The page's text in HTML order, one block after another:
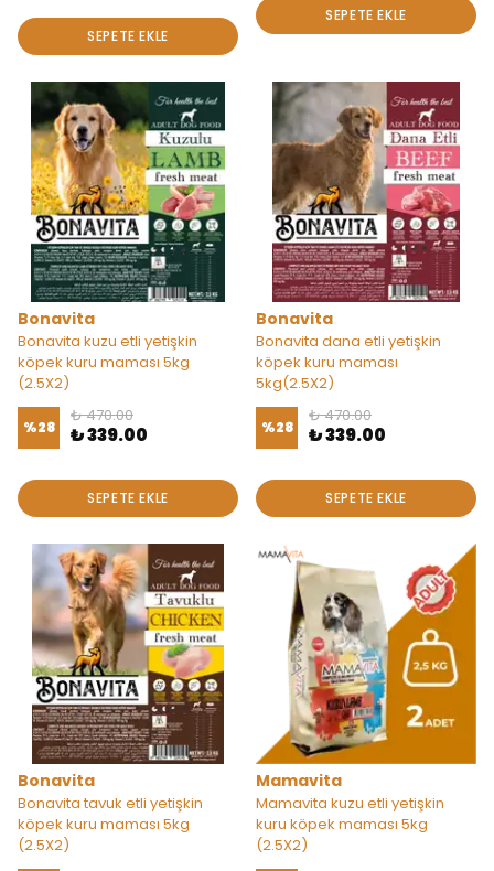
SEPETE EKLE
SEPETE EKLE
Bonavita
Bonavita kuzu etli yetişkin
köpek kuru maması 5kg
(2.5X2)
%28
₺ 470.00
₺ 339.00
SEPETE EKLE
Bonavita
Bonavita dana etli yetişkin
köpek kuru maması
5kg(2.5X2)
%28
₺ 470.00
₺ 339.00
SEPETE EKLE
Bonavita
Bonavita tavuk etli yetişkin
köpek kuru maması 5kg
(2.5X2)
Mamavita
Mamavita kuzu etli yetişkin
kuru köpek maması 5kg
(2.5X2)